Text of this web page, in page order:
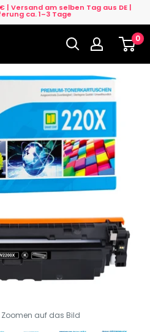
| Versand am selben Tag aus DE |
ca. 1–3 Tage
0
Zoomen auf das Bild